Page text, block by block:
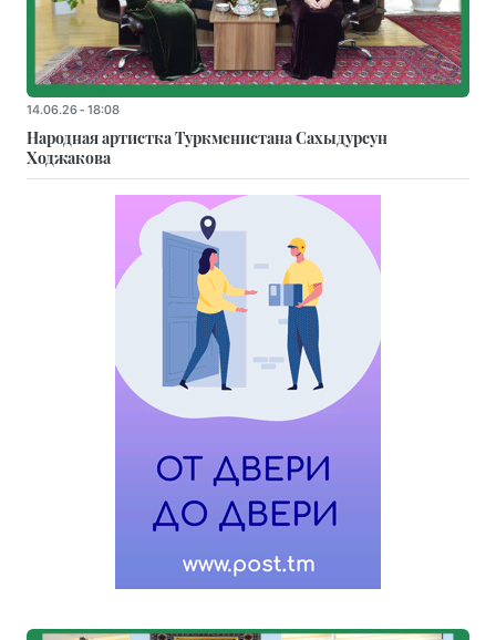
14.06.26 - 18:08
Народная артистка Туркменистана Сахыдурсун
Ходжакова